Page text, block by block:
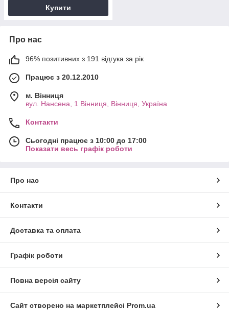
Купити
Про нас
96% позитивних з 191 відгука за рік
Працює з 20.12.2010
м. Вінниця
вул. Нансена, 1 Вінниця, Вінниця, Україна
Контакти
Сьогодні працює з 10:00 до 17:00
Показати весь графік роботи
Про нас
Контакти
Доставка та оплата
Графік роботи
Повна версія сайту
Сайт створено на маркетплейсі Prom.ua